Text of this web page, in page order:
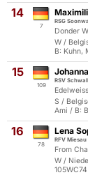
14
7
RSG
Donder
W /
B: Kuhn,
15
109
RSV
S /
Ami / B:
16
78
Lena
RFV Miesau
From
W /